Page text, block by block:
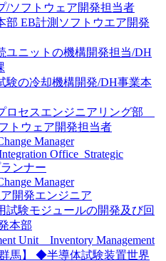
ソフトウェア開発担当者
部 EB計測ソフトウエア開発
ユニットの機構開発担当/DH
験の冷却機構開発/DH事業本
ロセスエンジニアリング部
トウェア開発担当者
Manager
Office_Strategic
ンナー
Manager
開発エンジニア
試験モジュールの開発及び回
本部
Unit Inventory Management
群馬】 ◆半導体試験装置世界